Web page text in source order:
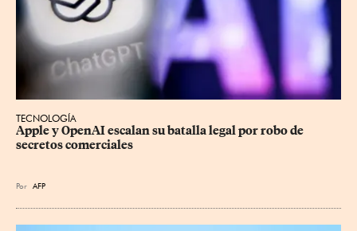
TECNOLOGÍA
Apple y OpenAI escalan su batalla legal por robo de
secretos comerciales
Por AFP